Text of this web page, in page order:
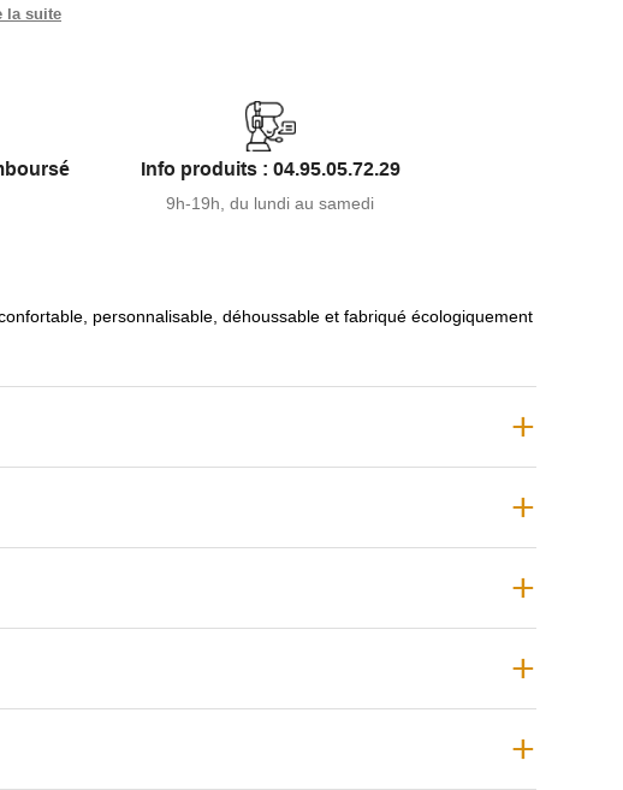
est
avec choix de la taille, du
et du confort.
pouvez entièrement ledé-housserde manière à faciliter
un registre similaire, découvrez lecanapé Square avec
la suite
Info produits : 04.95.05.72.29
9h-19h, du lundi au samedi
personnalisable, déhoussable et fabriqué écologiquement